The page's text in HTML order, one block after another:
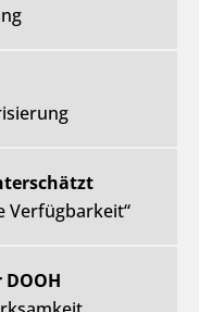
Verfügbarkeit“